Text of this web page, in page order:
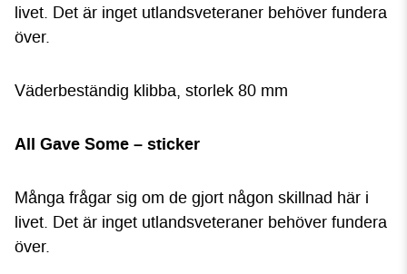
livet. Det är inget utlandsveteraner behöver fundera
över.
Väderbeständig klibba, storlek 80 mm
All Gave Some – sticker
Många frågar sig om de gjort någon skillnad här i
livet. Det är inget utlandsveteraner behöver fundera
över.